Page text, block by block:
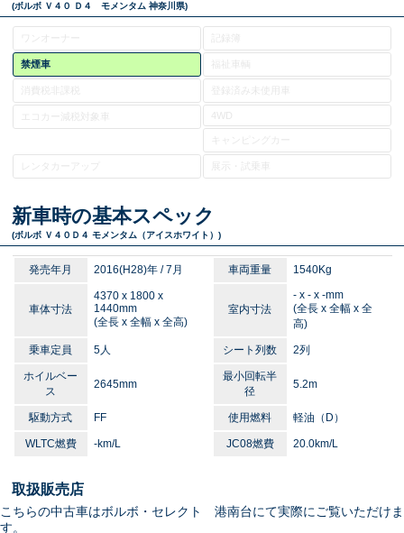
(ボルボ Ｖ４０ Ｄ４ モメンタム 神奈川県)
ワンオーナー 記録簿
禁煙車
消費税非課税
エコカー減税対象車 4WD
キャンピングカー
レンタカーアップ
新車時の基本スペック
(ボルボ Ｖ４０ Ｄ４ モメンタム（アイスホワイト）)
発売年月 2016(H28)年 / 7月 車両重量 1540Kg
車体寸法
4370 x 1800 x
1440mm
(全長 x 全幅 x 全高)
室内寸法
- x - x -mm
(全長 x 全幅 x 全
高)
乗車定員 5人 シート列数 2列
ホイルベー
ス
2645mm
最小回転半
径
5.2m
駆動方式 FF 使用燃料 軽油（D）
WLTC燃費 -km/L JC08燃費 20.0km/L
取扱販売店
こちらの中古車はボルボ・セレクト 港南台にて実際にご覧いただけま
す。